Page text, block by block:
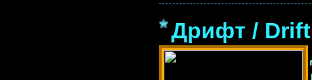
Дрифт / Drift